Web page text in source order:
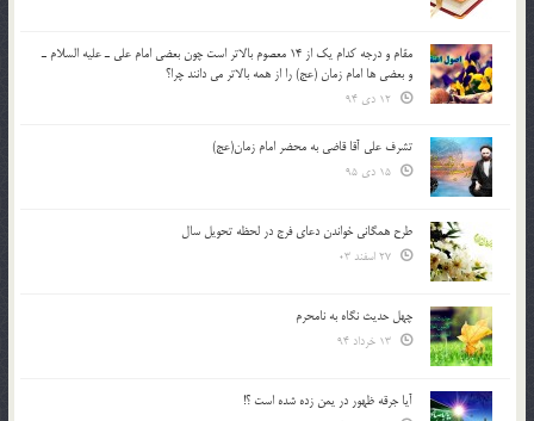
مقام و درجه كدام يك از 14 معصوم بالاتر است چون بعضي امام علي ـ عليه السلام ـ
و بعضي ها امام زمان (عج) را از همه بالاتر مي دانند چرا؟
تشرف علي آقا قاضي به محضر امام زمان(عج)
طرح همگانی خواندن دعای فرج در لحظه تحویل سال
چهل حدیث نگاه به نامحرم
آیا جرقه ظهور در یمن زده شده است ؟!